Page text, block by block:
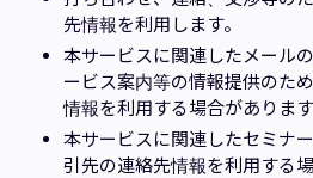
先情報を利用します。
本サービスに関連したメール
ービス案内等の情報提供のた
情報を利用する場合があります
本サービスに関連したセミナ
引先の連絡先情報を利用する場